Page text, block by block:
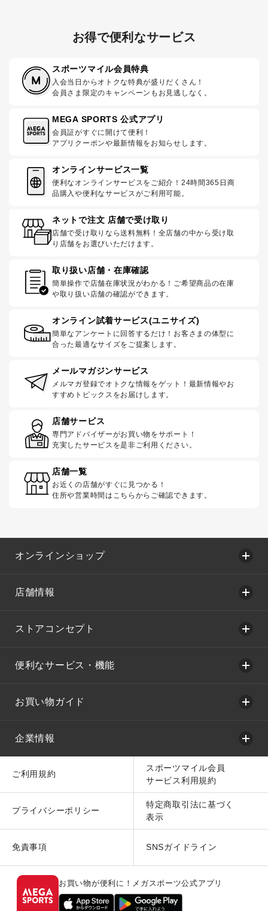
お得で便利なサービス
スポーツマイル会員特典
入会当日からオトクな特典が盛りだくさん！
会員さま限定のキャンペーンもお見逃しなく。
MEGA SPORTS 公式アプリ
会員証がすぐに開けて便利！
アプリクーポンや最新情報をお知らせします。
オンラインサービス一覧
便利なオンラインサービスをご紹介！24時間365日商
品購入や便利なサービスがご利用可能。
ネットで注文 店舗で受け取り
店舗で受け取りなら送料無料！全店舗の中から受け取
り店舗をお選びいただけます。
取り扱い店舗・在庫確認
簡単操作で店舗在庫状況がわかる！ご希望商品の在庫
や取り扱い店舗の確認ができます。
オンライン試着サービス(ユニサイズ)
簡単なアンケートに回答するだけ！お客さまの体型に
合った最適なサイズをご提案します。
メールマガジンサービス
メルマガ登録でオトクな情報をゲット！最新情報やお
すすめトピックスをお届けします。
店舗サービス
専門アドバイザーがお買い物をサポート！
充実したサービスを是非ご利用ください。
店舗一覧
お近くの店舗がすぐに見つかる！
住所や営業時間はこちらからご確認できます。
オンラインショップ
店舗情報
ストアコンセプト
便利なサービス・機能
お買い物ガイド
企業情報
ご利用規約
スポーツマイル会員
サービス利用規約
プライバシーポリシー
特定商取引法に基づく
表示
免責事項 SNSガイドライン
お買い物が便利に！メガスポーツ公式アプリ